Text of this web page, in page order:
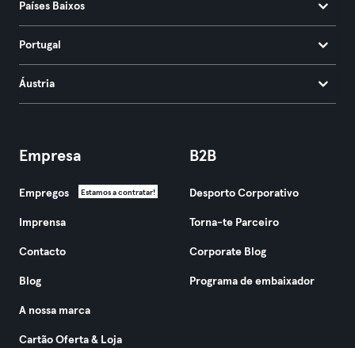
Países Baixos
Portugal
Áustria
Empresa
Empregos Estamos a contratar!
Imprensa
Contacto
Blog
A nossa marca
Cartão Oferta & Loja
B2B
Desporto Corporativo
Torna-te Parceiro
Corporate Blog
Programa de embaixador